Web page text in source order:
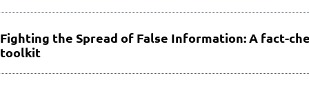
Fighting the Spread of False Information: A fact-
toolkit